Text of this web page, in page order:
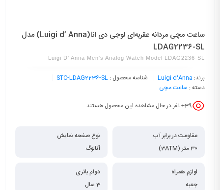
ساعت مچی مردانه عقربه‌ای لوجی دی انا(Luigi d’ Anna) مدل
LDAG2236-SL
Luigi D' Anna Men's Analog Watch Model LDAG2236-SL
برند: Luigi d'Anna شناسه محصول : STC-LDAG2236-SL
دسته : ساعت مچی
39+ نفر در حال مشاهده این محصول هستند
مقاومت در برابر آب
30 متر (3ATM)
نوع صفحه نمایش
آنالوگ
لوازم همراه
جعبه
دوام باتری
3 سال